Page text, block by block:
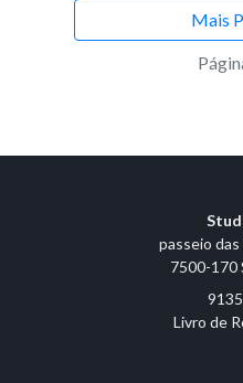
Mais
passeio
7500-170
Livro de